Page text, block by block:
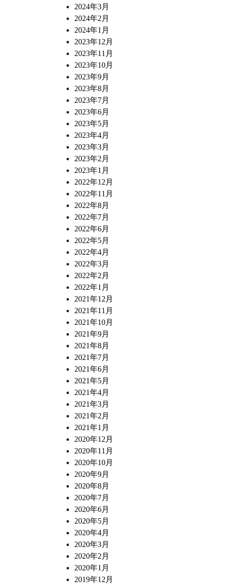
2024年3月
2024年2月
2024年1月
2023年12月
2023年11月
2023年10月
2023年9月
2023年8月
2023年7月
2023年6月
2023年5月
2023年4月
2023年3月
2023年2月
2023年1月
2022年12月
2022年11月
2022年8月
2022年7月
2022年6月
2022年5月
2022年4月
2022年3月
2022年2月
2022年1月
2021年12月
2021年11月
2021年10月
2021年9月
2021年8月
2021年7月
2021年6月
2021年5月
2021年4月
2021年3月
2021年2月
2021年1月
2020年12月
2020年11月
2020年10月
2020年9月
2020年8月
2020年7月
2020年6月
2020年5月
2020年4月
2020年3月
2020年2月
2020年1月
2019年12月